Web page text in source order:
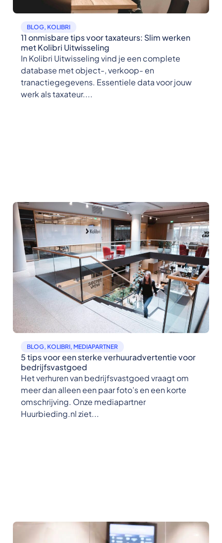
BLOG, KOLIBRI
11 onmisbare tips voor taxateurs: Slim werken
met Kolibri Uitwisseling
In Kolibri Uitwisseling vind je een complete
database met object-, verkoop- en
tranactiegegevens. Essentiele data voor jouw
werk als taxateur....
BLOG, KOLIBRI, MEDIAPARTNER
5 tips voor een sterke verhuuradvertentie voor
bedrijfsvastgoed
Het verhuren van bedrijfsvastgoed vraagt om
meer dan alleen een paar foto’s en een korte
omschrijving. Onze mediapartner
Huurbieding.nl ziet...